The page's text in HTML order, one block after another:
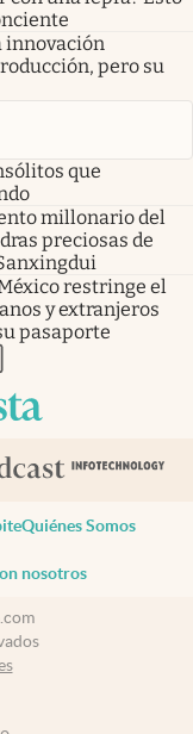
innovación
pero su
que
millonario del
preciosas de
restringe el
y extranjeros
pasaporte
pestañapestaña
en nueva pestaña
abre en nueva pestaña
Quiénes Somos
nosotros